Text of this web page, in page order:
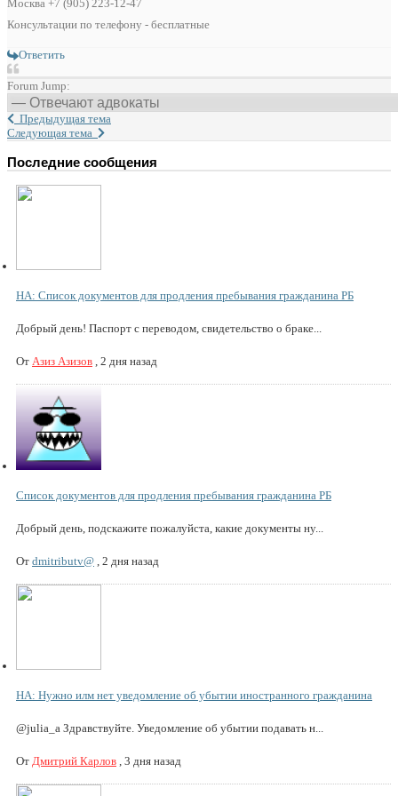
Москва +7 (905) 223-12-47
Консультации по телефону - бесплатные
Ответить
Forum Jump:
Предыдущая тема
Следующая тема
Последние сообщения
НА: Список документов для продления пребывания гражданина РБ
Добрый день! Паспорт с переводом, свидетельство о браке...
От Азиз Азизов , 2 дня назад
Список документов для продления пребывания гражданина РБ
Добрый день, подскажите пожалуйста, какие документы ну...
От dmitributv@ , 2 дня назад
НА: Нужно илм нет уведомление об убытии иностранного гражданина
@julia_a Здравствуйте. Уведомление об убытии подавать н...
От Дмитрий Карлов , 3 дня назад